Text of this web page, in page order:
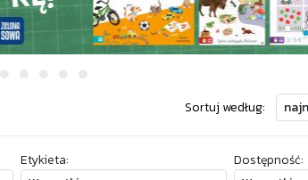
Sortuj według:
Etykieta: Dostępność: